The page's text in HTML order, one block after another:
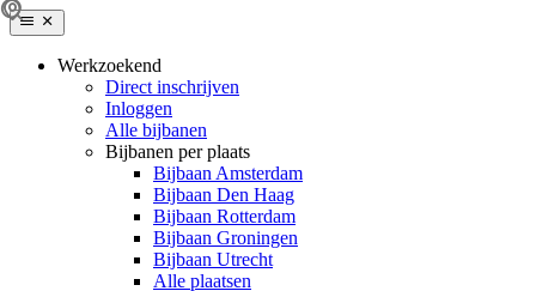
Werkzoekend
Direct inschrijven
Inloggen
Alle bijbanen
Bijbanen per plaats
Bijbaan Amsterdam
Bijbaan Den Haag
Bijbaan Rotterdam
Bijbaan Groningen
Bijbaan Utrecht
Alle plaatsen